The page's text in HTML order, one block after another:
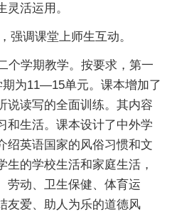
活运用。
调课堂上师生互动。
学期教学。按要求，第一
为11—15单元。课本增加了
说读写的全面训练。其内容
和生活。课本设计了中外学
绍英语国家的风俗习惯和文
的学校生活和家庭生活，
劳动、卫生保健、体育运
友爱、助人为乐的道德风